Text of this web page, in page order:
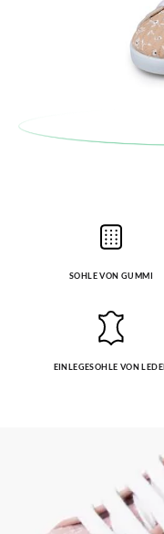
SOHLE VON GUMMI
EINLEGESOHLE VON